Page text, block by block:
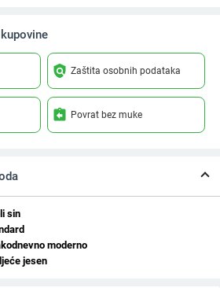
policy Zaštita osobnih podataka
assignment_return Povrat bez muke
sin
moderno
jesen